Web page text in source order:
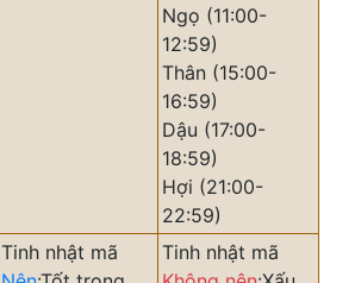
Ngọ (11:00-
12:59)
Thân (15:00-
16:59)
Dậu (17:00-
18:59)
Hợi (21:00-
22:59)
Tinh nhật mã
Tinh nhật mã